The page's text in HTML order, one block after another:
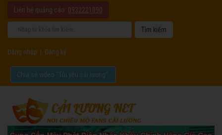
Liên hệ quảng cáo: 0932221090
Đăng nhập Đăng ký
Chia sẻ video "Tôi yêu cải lương".